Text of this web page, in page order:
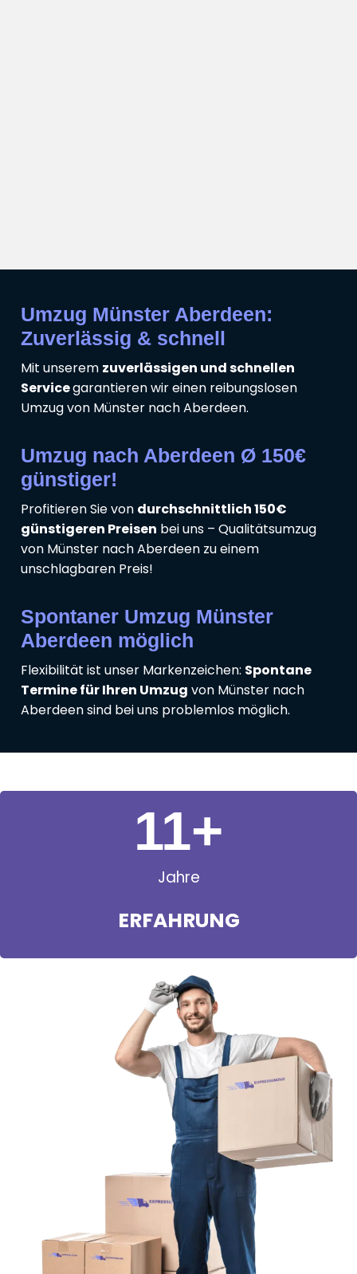
Umzug Münster Aberdeen:
Zuverlässig & schnell
Mit unserem zuverlässigen und schnellen
Servicegarantieren wir einen reibungslosen
Umzug von Münster nach Aberdeen.
Umzug nach Aberdeen Ø 150€
günstiger!
Profitieren Sie von durchschnittlich 150€
günstigeren Preisen bei uns – Qualitätsumzug
von Münster nach Aberdeen zu einem
unschlagbaren Preis!
Spontaner Umzug Münster
Aberdeen möglich
Flexibilität ist unser Markenzeichen: Spontane
Termine für Ihren Umzug von Münster nach
Aberdeen sind bei uns problemlos möglich.
Jahre
ERFAHRUNG
11+